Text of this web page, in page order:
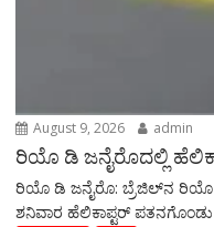
August 9, 2026 admin
ರಿಯೊ ಡಿ ಜನೈರೊದಲ್ಲಿ
ರಿಯೊ ಡಿ ಜನೈರೊ: ಬ್ರೆಜಿಲ್‌ನ ರಿಯೊ
ಶನಿವಾರ ಹೆಲಿಕಾಪ್ಟರ್ ಪತನಗೊಂಡು